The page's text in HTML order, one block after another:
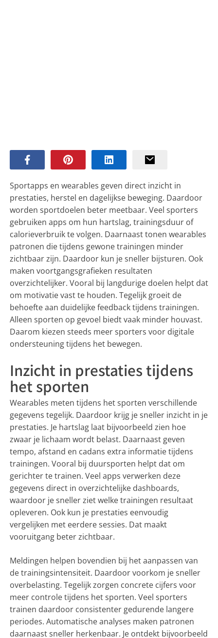
Sportapps en wearables geven direct inzicht in
prestaties, herstel en dagelijkse beweging. Daardoor
worden sportdoelen beter meetbaar. Veel sporters
gebruiken apps om hun hartslag, trainingsduur of
calorieverbruik te volgen. Daarnaast tonen wearables
patronen die tijdens gewone trainingen minder
zichtbaar zijn. Daardoor kun je sneller bijsturen. Ook
maken voortgangsgrafieken resultaten
overzichtelijker. Vooral bij langdurige doelen helpt dat
om motivatie vast te houden. Tegelijk groeit de
behoefte aan duidelijke feedback tijdens trainingen.
Alleen sporten op gevoel biedt vaak minder houvast.
Daarom kiezen steeds meer sporters voor digitale
ondersteuning tijdens het bewegen.
Inzicht in prestaties tijdens
het sporten
Wearables meten tijdens het sporten verschillende
gegevens tegelijk. Daardoor krijg je sneller inzicht in je
prestaties. Je hartslag laat bijvoorbeeld zien hoe
zwaar je lichaam wordt belast. Daarnaast geven
tempo, afstand en cadans extra informatie tijdens
trainingen. Vooral bij duursporten helpt dat om
gerichter te trainen. Veel apps verwerken deze
gegevens direct in overzichtelijke dashboards,
waardoor je sneller ziet welke trainingen resultaat
opleveren. Ook kun je prestaties eenvoudig
vergelijken met eerdere sessies. Dat maakt
vooruitgang beter zichtbaar.
Meldingen helpen bovendien bij het aanpassen van
de trainingsintensiteit. Daardoor voorkom je sneller
overbelasting. Tegelijk zorgen concrete cijfers voor
meer controle tijdens het sporten. Veel sporters
trainen daardoor consistenter gedurende langere
periodes. Automatische analyses maken patronen
daarnaast sneller herkenbaar. Je ontdekt bijvoorbeeld